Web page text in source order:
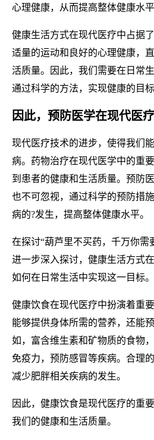
心理健康，从而提高整体健康水平
健康生活方式在现代医疗中占据
适量的运动和良好的心理健康，
活质量。因此，我们需要在日常
通过科学的方法，实现健康的目标
因此，预防医学在现代医
现代医疗技术的进步，使得我们
病。药物治疗在现代医学中的重
到患者的健康和生活质量。预防
也不可忽视，通过科学的预防措
病的?发生，提高整体健康水平。
在探讨“葫芦里不买药，千万你需
进一步深入探讨，健康生活方式
如何在日常生活中实现这一目标。
健康饮食在现代医疗中扮演着重
能够提供身体所需的营养，还能
如，富含维生素和矿物质的食物
免疫力，预防感冒等疾病。合理
减少肥胖相关疾病的发生。
因此，健康饮食是现代医疗的重
我们的健康和生活质量。